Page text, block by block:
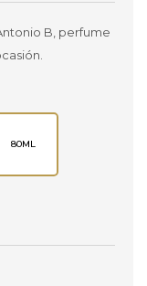
B, perfume
80ML